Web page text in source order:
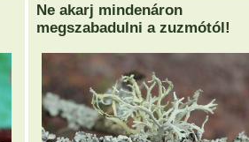
Ne akarj mindenáron
megszabadulni a zuzmótól!